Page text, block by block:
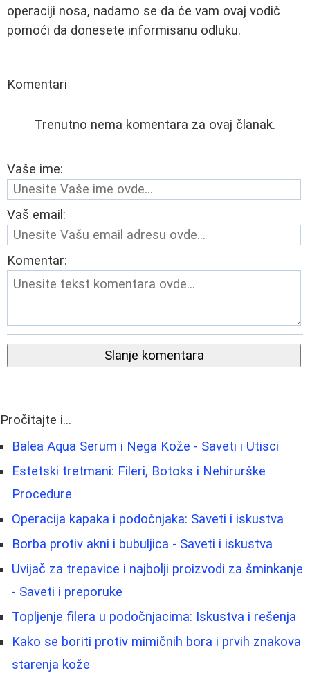
operaciji nosa, nadamo se da će vam ovaj vodič
pomoći da donesete informisanu odluku.
Komentari
Trenutno nema komentara za ovaj članak.
Vaše ime:
Vaš email:
Komentar:
Slanje komentara
Pročitajte i...
Balea Aqua Serum i Nega Kože - Saveti i Utisci
Estetski tretmani: Fileri, Botoks i Nehirurške
Procedure
Operacija kapaka i podočnjaka: Saveti i iskustva
Borba protiv akni i bubuljica - Saveti i iskustva
Uvijač za trepavice i najbolji proizvodi za šminkanje
- Saveti i preporuke
Topljenje filera u podočnjacima: Iskustva i rešenja
Kako se boriti protiv mimičnih bora i prvih znakova
starenja kože